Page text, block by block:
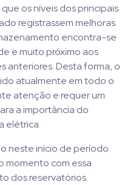
os níveis dos principais
registrassem melhoras
encontra-se
e muito próximo aos
anteriores. Desta forma, o
atualmente em todo o
atenção e requer um
a importância do
elétrica.
neste início de período
momento com essa
dos reservatórios.